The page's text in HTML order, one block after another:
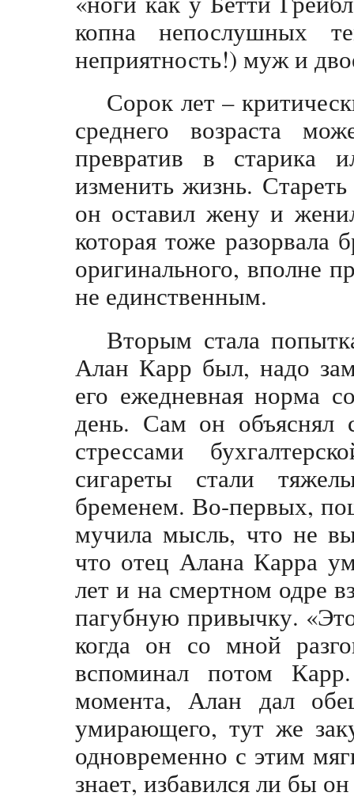
копна непослушных
неприятность!) муж и
Сорок лет –
среднего возраста
превратив в старика
изменить жизнь.
он оставил жену и
которая тоже
оригинального, вполне
не единственным.
Вторым стала
Алан Карр был, надо
его ежедневная норма
день. Сам он объяснял
стрессами
сигареты стали
бременем. Во-первых,
мучила мысль, что не
что отец Алана Карра
лет и на смертном одре
пагубную привычку.
когда он со мной
вспоминал потом
момента, Алан дал
умирающего, тут же
одновременно с этим
знает, избавился ли бы